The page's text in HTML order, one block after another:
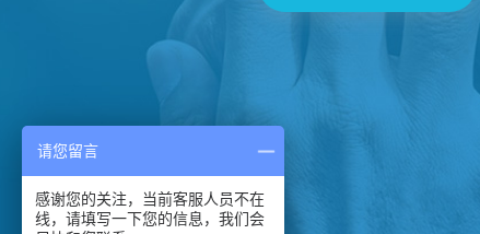
请您留言
感谢您的关注，当前客服人员不在
线，请填写一下您的信息，我们会